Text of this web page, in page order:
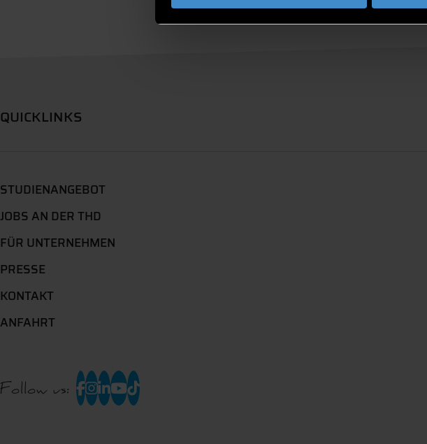
QUICKLINKS
STUDIENANGEBOT
JOBS AN DER THD
FÜR UNTERNEHMEN
PRESSE
KONTAKT
ANFAHRT
Follow us: